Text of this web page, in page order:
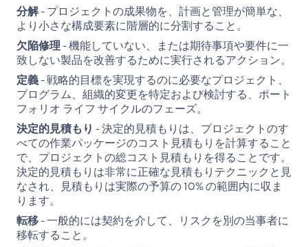
分解- プロジェクトの成果物を、計画と管理が簡単な、
より小さな構成要素に階層的に分割すること。
欠陥修理- 機能していない、または期待事項や要件に一
致しない製品を改善するために実行されるアクション。
定義- 戦略的目標を実現するのに必要なプロジェクト、
プログラム、組織的変更を特定および検討する、ポート
フォリオ ライフ サイクルのフェーズ。
決定的見積もり - 決定的見積もりは、プロジェクトのす
べての作業パッケージのコスト見積もりを計算すること
で、プロジェクトの総コスト見積もりを得ることです。
決定的見積もりは非常に正確な見積もりテクニックと見
なされ、見積もりは実際の予算の 10% の範囲内に収ま
ります。
転移- 一般的には契約を介して、リスクを別の当事者に
移転すること。